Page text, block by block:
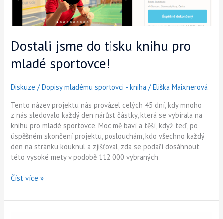
Dostali jsme do tisku knihu pro
mladé sportovce!
Diskuze /Dopisy mladému sportovci - kniha /Eliška Maixnerová
Tento název projektu nás provázel celých 45 dní, kdy mnoho
z nás sledovalo každý den nárůst částky, která se vybírala na
knihu pro mladé sportovce. Moc mě baví a těší, když teď, po
úspěšném skončení projektu, poslouchám, kdo všechno každý
den na stránku kouknul a zjišťoval, zda se podaří dosáhnout
této vysoké mety v podobě 112 000 vybraných
Číst více »